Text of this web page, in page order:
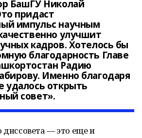
БашГУ Николай
придаст
импульс научным
улучшит
кадров. Хотелось бы
благодарность Главе
Радию
Именно благодаря
удалось открыть
совет».
диссовета — это еще и